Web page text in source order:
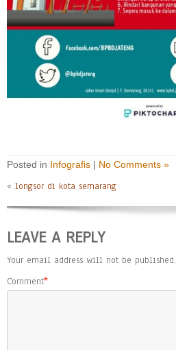
Posted in Infografis | No Comments »
« longsor di kota semarang
LEAVE A REPLY
Your email address will not be published.
Comment*